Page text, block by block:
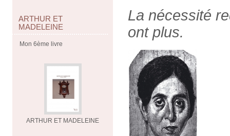
ARTHUR ET
MADELEINE
Mon 6ème livre
ARTHUR ET MADELEINE
La nécessité
ont plus.